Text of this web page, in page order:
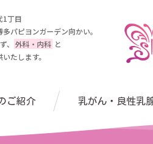
1丁目
パピヨンガーデン向かい。
、 外科・内科 と
たします。
ご紹介 乳がん・良性乳